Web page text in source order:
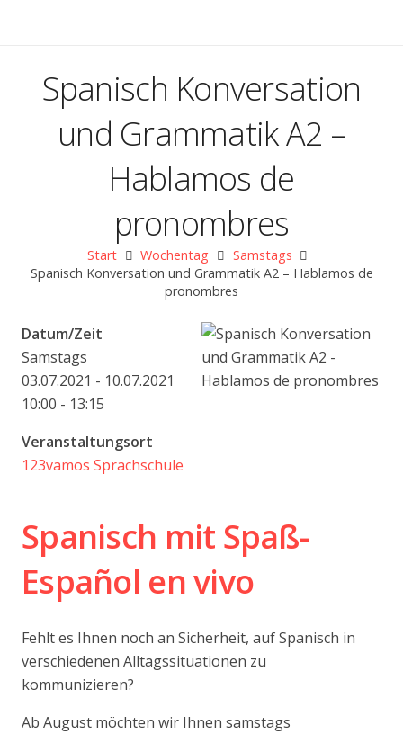
Spanisch Konversation
und Grammatik A2 –
Hablamos de
pronombres
Start Wochentag
Samstags
Spanisch Konversation und Grammatik A2 – Hablamos de
pronombres
Datum/Zeit
Samstags
03.07.2021 - 10.07.2021
10:00 - 13:15
Veranstaltungsort
123vamos Sprachschule
Spanisch mit Spaß-
Español en vivo
Fehlt es Ihnen noch an Sicherheit, auf Spanisch in
verschiedenen Alltagssituationen zu
kommunizieren?
Ab August möchten wir Ihnen samstags